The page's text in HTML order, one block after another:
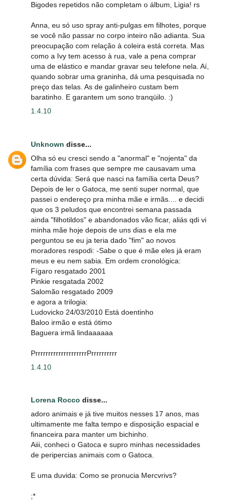
Bigodes repetidos não completam o álbum, Ligia! rs
Anna, eu só uso spray anti-pulgas em filhotes, porque
se você não passar no corpo inteiro não adianta. Sua
preocupação com relação à coleira está correta. Mas
como a Ivy tem acesso à rua, vale a pena comprar
uma de elástico e mandar gravar seu telefone nela. Aí,
quando sobrar uma graninha, dá uma pesquisada no
preço das telas. As de galinheiro custam bem
baratinho. E garantem um sono tranqüilo. :)
1.4.10
Unknown disse...
Olha só eu cresci sendo a "anormal" e "nojenta" da
família com frases que sempre me causavam uma
certa dúvida: Será que nasci na família certa Deus?
Depois de ler o Gatoca, me senti super normal, que
passei o endereço pra minha mãe e irmãs.... e decidi
que os 3 peludos que encontrei semana passada
ainda "filhotildos" e abandonados vão ficar, aliás qdi vi
minha mãe hoje depois de uns dias e ela me
perguntou se eu ja teria dado "fim" ao novos
moradores respodi: -Sabe o que é mãe eles já eram
meus e eu nem sabia. Em ordem cronológica:
Fígaro resgatado 2001
Pinkie resgatada 2002
Salomão resgatado 2009
e agora a trilogia:
Ludovicko 24/03/2010 Está doentinho
Baloo irmão e está ótimo
Baguera irmã lindaaaaaa
PrrrrrrrrrrrrrrrrrrrrPrrrrrrrrrr
1.4.10
Lorena Rocco disse...
adoro animais e já tive muitos nesses 17 anos, mas
ultimamente me falta tempo e disposição espacial e
financeira para manter um bichinho.
Aiii, conheci o Gatoca e supro minhas necessidades
de peripercias animais com o Gatoca.
E uma duvida: Como se pronucia Mercvrivs?
;*